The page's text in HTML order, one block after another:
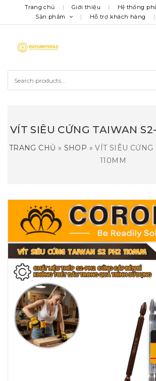
Trang chủ Giới thiệu
Hệ thống
Sản phẩm
Hỗ trợ khách hàng
VÍT SIÊU CỨNG TAIWAN
TRANG CHỦ » SHOP »VÍT SIÊU
110MM